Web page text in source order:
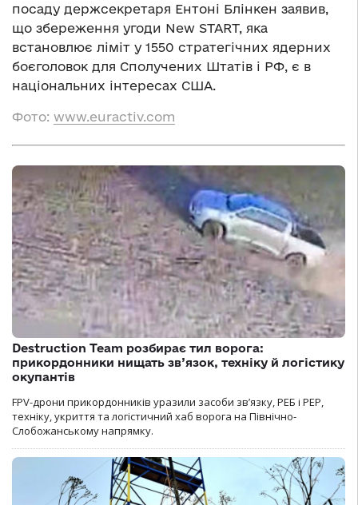
посаду держсекретаря Ентоні Блінкен заявив,
що збереження угоди New START, яка
встановлює ліміт у 1550 стратегічних ядерних
боєголовок для Сполучених Штатів і РФ, є в
національних інтересах США.
Фото: www.euractiv.com
Destruction Team розбирає тил ворога:
прикордонники нищать зв’язок, техніку й логістику
окупантів
FPV-дрони прикордонників уразили засоби зв’язку, РЕБ і РЕР,
техніку, укриття та логістичний хаб ворога на Північно-
Слобожанському напрямку.